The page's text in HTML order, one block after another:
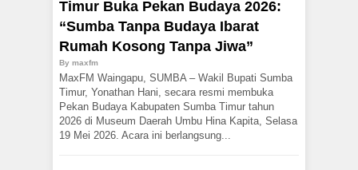
Timur Buka Pekan Budaya 2026:
“Sumba Tanpa Budaya Ibarat
Rumah Kosong Tanpa Jiwa”
By maxfm
MaxFM Waingapu, SUMBA – Wakil Bupati Sumba
Timur, Yonathan Hani, secara resmi membuka
Pekan Budaya Kabupaten Sumba Timur tahun
2026 di Museum Daerah Umbu Hina Kapita, Selasa
19 Mei 2026. Acara ini berlangsung...